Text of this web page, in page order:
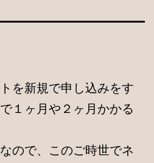
を新規で申し込みをす
１ヶ月や２ヶ月かかる
ので、このご時世でネ